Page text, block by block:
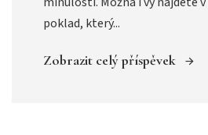
poklad, který...
Zobrazit celý příspěvek